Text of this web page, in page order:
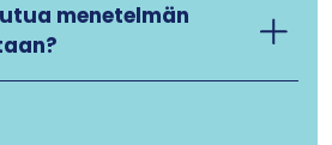
menetelmän